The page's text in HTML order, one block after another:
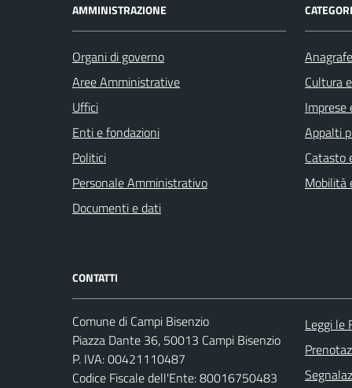
AMMINISTRAZIONE
Organi di governo
Aree Amministrative
Uffici
Enti e fondazioni
Politici
Personale Amministrativo
Documenti e dati
Cultura
Imprese
Appalti
Catasto
Mobilità
CONTATTI
Comune di Campi Bisenzio
Piazza Dante 36, 50013 Campi Bisenzio
P. IVA: 00421110487
Codice Fiscale dell'Ente: 80016750483
Leggi le